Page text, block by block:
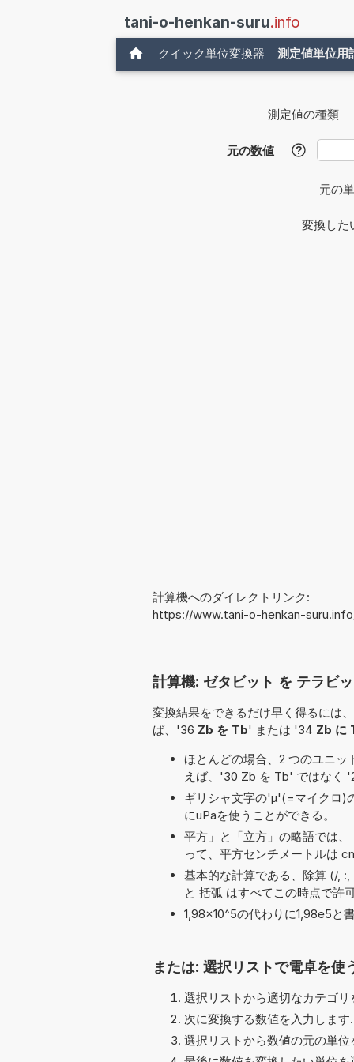
tani-o-henkan-suru.info
クイック単位変換器 測定値単位用
測定値の種類
元の数値 ?
元の
変換した
計算機へのダイレクトリンク:
https://www.tani-o-henkan-
計算機: ゼタビット を テラビ
変換結果をできるだけ早く得るには
ば、'36 Zb を Tb' または '34 Zb に
ほとんどの場合、2 つのユニ
えば、'30 Zb を Tb' ではなく
ギリシャ文字の'μ'(=マイクロ)
にuPaを使うことができる。
平方」と「立方」の略語では
って、平方センチメートルは
基本的な計算である、除算 (/,
と 括弧 はすべてこの時点で許
1,98×10^5の代わりに1,98e5と
または: 選択リストで電卓を使
選択リストから適切なカテゴ
次に変換する数値を入力します.
選択リストから数値の元の単